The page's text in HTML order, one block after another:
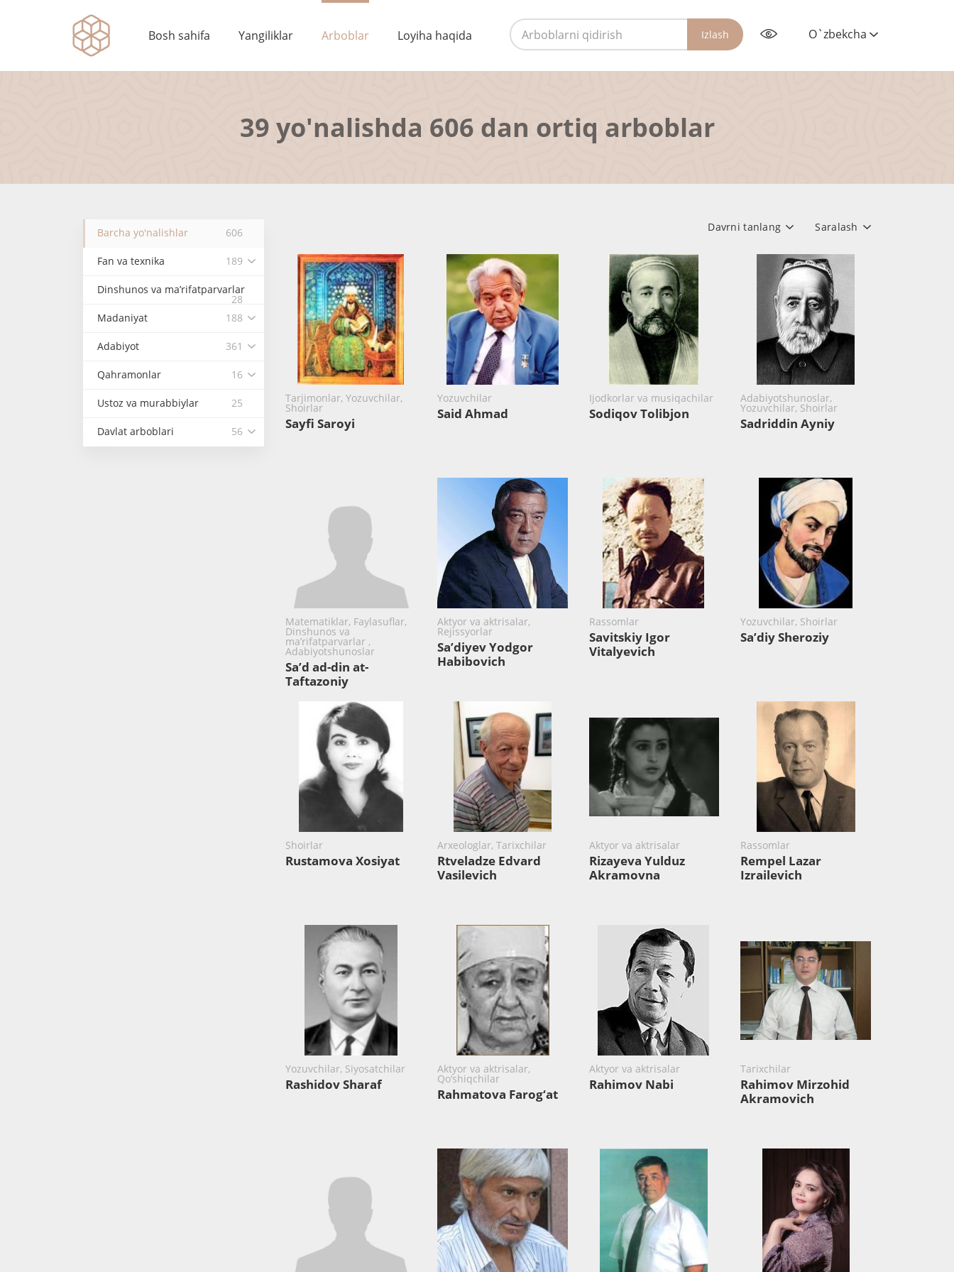
Bosh sahifa Yangiliklar Arboblar Loyiha haqida Izlash O`zbekcha
39 yo'nalishda 606 dan ortiq arboblar
Barcha yo'nalishlar 606
Fan va texnika 189
Dinshunos va ma’rifatparvarlar
28
Madaniyat
188
Adabiyot 361
Qahramonlar 16
Ustoz va murabbiylar 25
Davlat arboblari 56
Saralash
Davrni tanlang
Tarjimonlar, Yozuvchilar,
Shoirlar
Sayfi Saroyi
Yozuvchilar
Said Ahmad
Ijodkorlar va musiqachilar
Sodiqov Tolibjon
Adabiyotshunoslar,
Yozuvchilar, Shoirlar
Sadriddin Ayniy
Matematiklar, Faylasuflar,
Dinshunos va
ma’rifatparvarlar ,
Adabiyotshunoslar
Sa’d ad-din at-
Taftazoniy
Aktyor va aktrisalar,
Rejissyorlar
Sa’diyev Yodgor
Habibovich
Rassomlar
Savitskiy Igor
Vitalyevich
Yozuvchilar, Shoirlar
Sa’diy Sheroziy
Shoirlar
Rustamova Xosiyat
Arxeologlar, Tarixchilar
Rtveladze Edvard
Vasilevich
Aktyor va aktrisalar
Rizayeva Yulduz
Akramovna
Rassomlar
Rempel Lazar
Izrailevich
Yozuvchilar, Siyosatchilar
Rashidov Sharaf
Aktyor va aktrisalar,
Qo‘shiqchilar
Rahmatova Farog‘at
Aktyor va aktrisalar
Rahimov Nabi
Tarixchilar
Rahimov Mirzohid
Akramovich